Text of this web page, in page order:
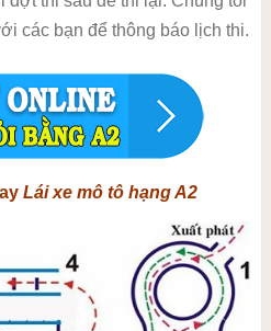
các bạn để thông báo lịch thi.
Lái xe mô tô hạng A2